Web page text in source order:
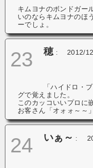
キムヨナのボンドガー
いのならキムヨナのほ
ーでしょ。
23 穂 : 2012/
「ハイドロ・
グで覚えました。
このカッコいいプロに
お客さん「オォォ～～
24 いぁ～ :